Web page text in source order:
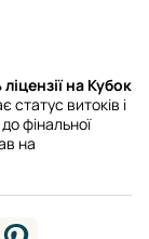
на Кубок
статус витоків і
фінальної
на